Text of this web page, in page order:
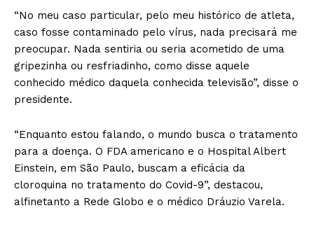
“No meu caso particular, pelo meu histórico de atleta,
caso fosse contaminado pelo vírus, nada precisará me
preocupar. Nada sentiria ou seria acometido de uma
gripezinha ou resfriadinho, como disse aquele
conhecido médico daquela conhecida televisão”, disse o
presidente.
“Enquanto estou falando, o mundo busca o tratamento
para a doença. O FDA americano e o Hospital Albert
Einstein, em São Paulo, buscam a eficácia da
cloroquina no tratamento do Covid-9”, destacou,
alfinetanto a Rede Globo e o médico Dráuzio Varela.